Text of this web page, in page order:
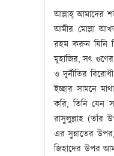
আল্লাহ্‌ আমাদের
আমীর মোল্লা
রহম করুন যিনি
মুহাজির, সৎ
ও দুর্নীতির
ইচ্ছার সামনে
করি, তিনি যেন
রাসুলুল্লাহ (তাঁর
এর সুন্নাতের
জিহাদের উপর